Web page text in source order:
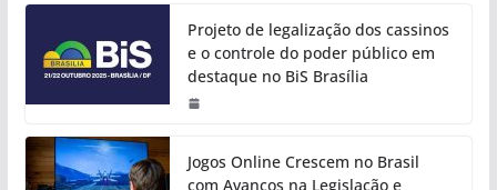
Projeto de legalização dos cassinos
e o controle do poder público em
destaque no BiS Brasília
Jogos Online Crescem no Brasil
com Avanços na Legislação e